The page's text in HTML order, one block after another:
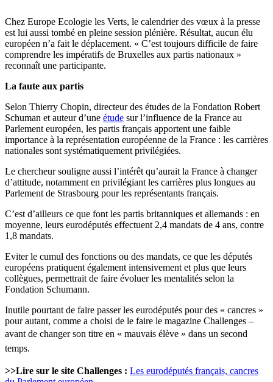
Chez Europe Ecologie les Verts, le calendrier des vœux à la presse
est lui aussi tombé en pleine session plénière. Résultat, aucun élu
européen n’a fait le déplacement. « C’est toujours difficile de faire
comprendre les impératifs de Bruxelles aux partis nationaux »
reconnaît une participante.
La faute aux partis
Selon Thierry Chopin, directeur des études de la Fondation Robert
Schuman et auteur d’une étude sur l’influence de la France au
Parlement européen, les partis français apportent une faible
importance à la représentation européenne de la France : les carrières
nationales sont systématiquement privilégiées.
Le chercheur souligne aussi l’intérêt qu’aurait la France à changer
d’attitude, notamment en privilégiant les carrières plus longues au
Parlement de Strasbourg pour les représentants français.
C’est d’ailleurs ce que font les partis britanniques et allemands : en
moyenne, leurs eurodéputés effectuent 2,4 mandats de 4 ans, contre
1,8 mandats.
Eviter le cumul des fonctions ou des mandats, ce que les députés
européens pratiquent également intensivement et plus que leurs
collègues, permettrait de faire évoluer les mentalités selon la
Fondation Schumann.
Inutile pourtant de faire passer les eurodéputés pour des « cancres »
pour autant, comme a choisi de le faire le magazine Challenges –
avant de changer son titre en « mauvais élève » dans un second
temps.
>>Lire sur le site Challenges : Les eurodéputés français, cancres